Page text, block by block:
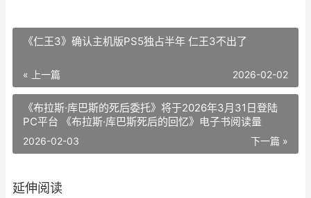
《仁王3》确认主机版PS5独占半年 仁王3不出了
« 上一篇 2026-02-02
《布拉斯·库巴斯的死后委托》将于2026年3月31日登陆
PC平台 《布拉斯·库巴斯死后的回忆》电子书阅读量
下一篇 »
2026-02-03
延伸阅读